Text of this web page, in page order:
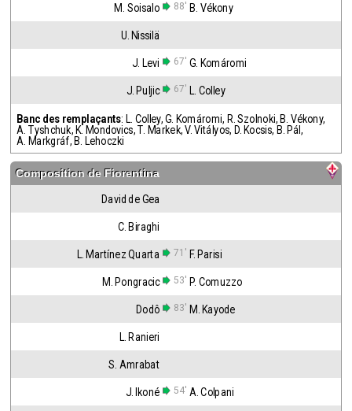
M. Soisalo 88' B. Vékony
U. Nissilä
J. Levi 67' G. Komáromi
J. Puljic 67' L. Colley
Banc des remplaçants: L. Colley,G. Komáromi, R. Szolnoki, B. Vékony,
A. Tyshchuk, K. Mondovics,T. Markek,V. Vitályos, D. Kocsis, B. Pál ,
A. Markgráf, B. Lehoczki
Composition de Fiorentina
David de Gea
C. Biraghi
L. Martínez Quarta 71' F. Parisi
M. Pongracic 53' P. Comuzzo
Dodô 83' M. Kayode
L. Ranieri
S. Amrabat
J. Ikoné 54' A. Colpani